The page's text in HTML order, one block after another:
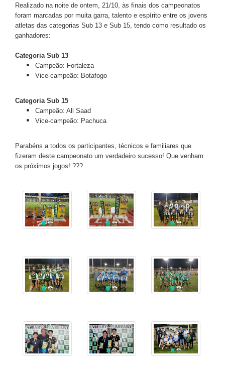
Realizado na noite de ontem, 21/10, às finais dos campeonatos
foram marcadas por muita garra, talento e espírito entre os jovens
atletas das categorias Sub 13 e Sub 15, tendo como resultado os
ganhadores:
Categoria Sub 13
Campeão: Fortaleza
Vice-campeão: Botafogo
Categoria Sub 15
Campeão: All Saad
Vice-campeão: Pachuca
Parabéns a todos os participantes, técnicos e familiares que
fizeram deste campeonato um verdadeiro sucesso! Que venham
os próximos jogos! ???